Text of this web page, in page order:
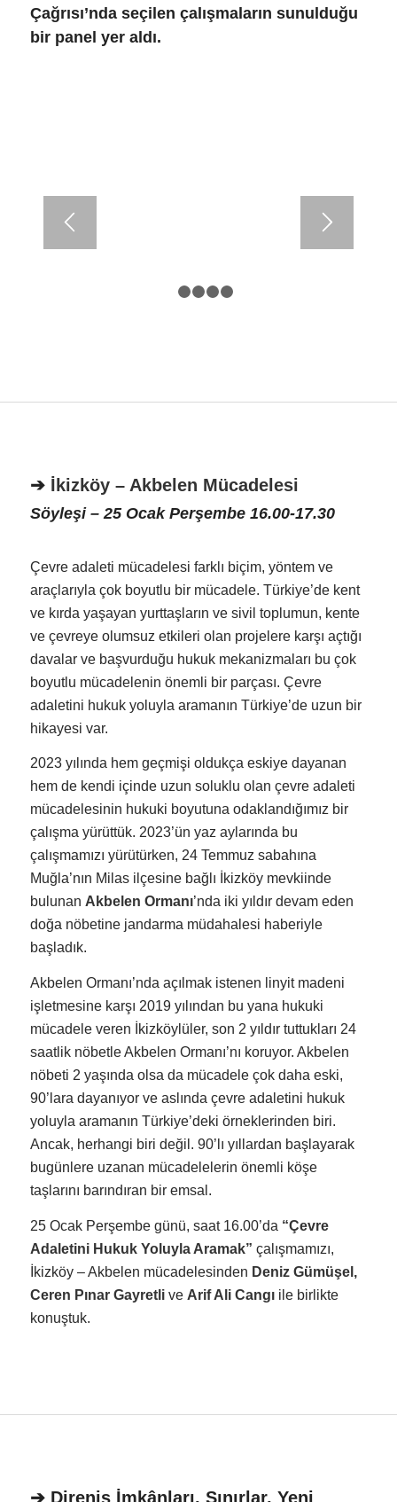
Çağrısı’nda seçilen çalışmaların sunulduğu
bir panel yer aldı.
➔ İkizköy – Akbelen Mücadelesi
Söyleşi – 25 Ocak Perşembe 16.00-17.30
Çevre adaleti mücadelesi farklı biçim, yöntem ve
araçlarıyla çok boyutlu bir mücadele. Türkiye’de kent
ve kırda yaşayan yurttaşların ve sivil toplumun, kente
ve çevreye olumsuz etkileri olan projelere karşı açtığı
davalar ve başvurduğu hukuk mekanizmaları bu çok
boyutlu mücadelenin önemli bir parçası. Çevre
adaletini hukuk yoluyla aramanın Türkiye’de uzun bir
hikayesi var.
2023 yılında hem geçmişi oldukça eskiye dayanan
hem de kendi içinde uzun soluklu olan çevre adaleti
mücadelesinin hukuki boyutuna odaklandığımız bir
çalışma yürüttük. 2023’ün yaz aylarında bu
çalışmamızı yürütürken, 24 Temmuz sabahına
Muğla’nın Milas ilçesine bağlı İkizköy mevkiinde
bulunan Akbelen Ormanı’nda iki yıldır devam eden
doğa nöbetine jandarma müdahalesi haberiyle
başladık.
Akbelen Ormanı’nda açılmak istenen linyit madeni
işletmesine karşı 2019 yılından bu yana hukuki
mücadele veren İkizköylüler, son 2 yıldır tuttukları 24
saatlik nöbetle Akbelen Ormanı’nı koruyor. Akbelen
nöbeti 2 yaşında olsa da mücadele çok daha eski,
90’lara dayanıyor ve aslında çevre adaletini hukuk
yoluyla aramanın Türkiye’deki örneklerinden biri.
Ancak, herhangi biri değil. 90’lı yıllardan başlayarak
bugünlere uzanan mücadelelerin önemli köşe
taşlarını barındıran bir emsal.
25 Ocak Perşembe günü, saat 16.00’da “Çevre
Adaletini Hukuk Yoluyla Aramak” çalışmamızı,
İkizköy – Akbelen mücadelesinden Deniz Gümüşel,
Ceren Pınar Gayretli ve Arif Ali Cangı ile birlikte
konuştuk.
➔ Direniş İmkânları, Sınırlar, Yeni